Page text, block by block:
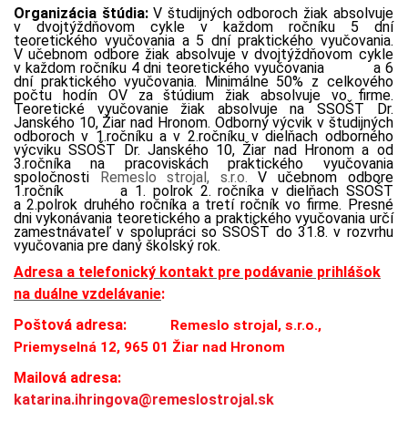
Organizácia štúdia:V študijných odboroch žiak absolvuje
v dvojtýždňovom cykle v každom ročníku 5 dní
teoretického vyučovania a 5 dní praktického vyučovania.
V učebnom odbore žiak absolvuje v dvojtýždňovom cykle
v každom ročníku 4 dni teoretického vyučovania a 6
dní praktického vyučovania. Minimálne 50% z celkového
počtu hodín OV za štúdium žiak absolvuje vo firme.
Teoretické vyučovanie žiak absolvuje na SSOŠT Dr.
Janského 10, Žiar nad Hronom. Odborný výcvik v študijných
odboroch v 1.ročníku a v 2.ročníku v dielňach odborného
výcviku SSOŠT Dr. Janského 10, Žiar nad Hronom a od
3.ročníka na pracoviskách praktického vyučovania
spoločnosti Remeslo strojal, s.r.o.V učebnom odbore
1.ročník a 1. polrok 2. ročníka v dielňach SSOŠT
a 2.polrok druhého ročníka a tretí ročník vo firme. Presné
dni vykonávania teoretického a praktického vyučovania určí
zamestnávateľ v spolupráci so SSOŠT do 31.8. v rozvrhu
vyučovania pre daný školský rok.
Adresa a telefonický kontakt pre podávanie prihlášok
na duálne vzdelávanie:
Poštová adresa:
Remeslo strojal, s.r.o.,
Priemyselná 12, 965 01 Žiar nad Hronom
Mailová adresa:
katarina.ihringova@remeslostrojal.sk